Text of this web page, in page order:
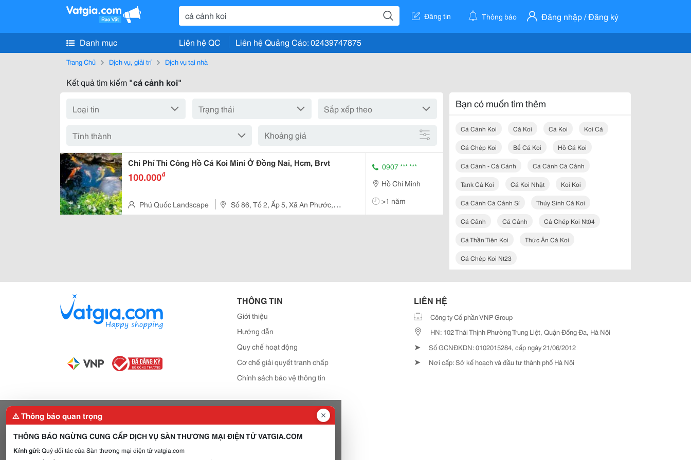
Đăng tin Thông báo Đăng nhập / Đăng ký
Danh mục Liên hệ QC Liên hệ Quảng Cáo: 02439747875
Trang Chủ Dịch vụ, giải trí Dịch vụ tại nhà
Kết quả tìm kiếm "cá cảnh koi"
Khoảng giá
Chi Phí Thi Công Hồ Cá Koi Mini Ở Đồng Nai, Hcm, Brvt
100.000₫
Phú Quốc Landscape
Số 86, Tổ 2, Ấp 5, Xã An Phước,
Huyện Long Thành, Tỉnh Đồng Nai
0907 *** ***
Hồ Chí Minh
>1 năm
Bạn có muốn tìm thêm
Cá Cảnh Koi Cá Koi Cá Koi Koi Cá
Cá Chép Koi Bể Cá Koi Hồ Cá Koi
Cá Cảnh - Cá Cảnh Cá Cảnh Cá Cảnh
Tank Cá Koi Cá Koi Nhật Koi Koi
Cá Cảnh Cá Cảnh Sỉ Thủy Sinh Cá Koi
Cá Cảnh Cá Cảnh Cá Chép Koi Nt04
Cá Thần Tiên Koi Thức Ăn Cá Koi
Cá Chép Koi Nt23
THÔNG TIN
Giới thiệu
Hướng dẫn
Quy chế hoạt động
Cơ chế giải quyết tranh chấp
Chính sách bảo vệ thông tin
LIÊN HỆ
Công ty Cổ phần VNP Group
HN: 102 Thái Thịnh Phường Trung Liệt, Quận Đống Đa, Hà Nội
➤ Số GCNĐKDN: 0102015284, cấp ngày 21/06/2012
➤ Nơi cấp: Sở kế hoạch và đầu tư thành phố Hà Nội
⚠️ Thông báo quan trọng
THÔNG BÁO NGỪNG CUNG CẤP DỊCH VỤ SÀN THƯƠNG MẠI ĐIỆN TỬ VATGIA.COM
Kính gửi:Quý đối tác của Sàn thương mại điện tử vatgia.com